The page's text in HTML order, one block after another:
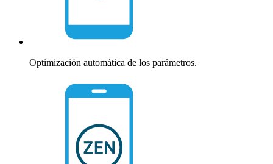
Optimización automática de los parámetros.